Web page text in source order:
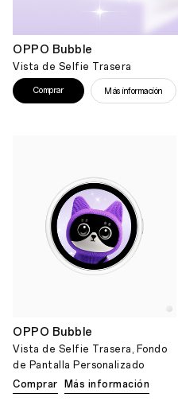
OPPO Bubble
Vista de Selfie Trasera
Comprar Más información
OPPO Bubble
Vista de Selfie Trasera, Fondo
de Pantalla Personalizado
Comprar
Más información